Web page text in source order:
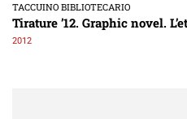
TACCUINO BIBLIOTECARIO
Tirature ’12. Graphic novel.
2012